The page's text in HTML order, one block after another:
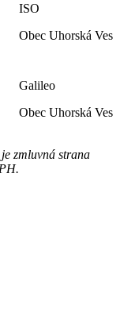
ISO
Obec Uhorská Ves
Galileo
Obec Uhorská Ves
zmluvná strana